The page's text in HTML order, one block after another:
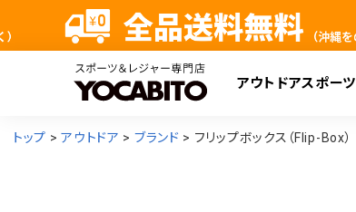
アウトドアスポーツ
トップ アウトドア ブランド フリップボックス（Flip-Box）